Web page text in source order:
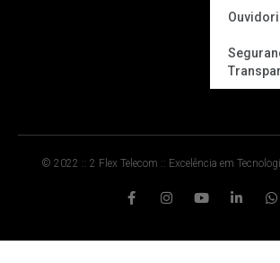
© 2022 :: 2 Flex Telecom :: Excelência em